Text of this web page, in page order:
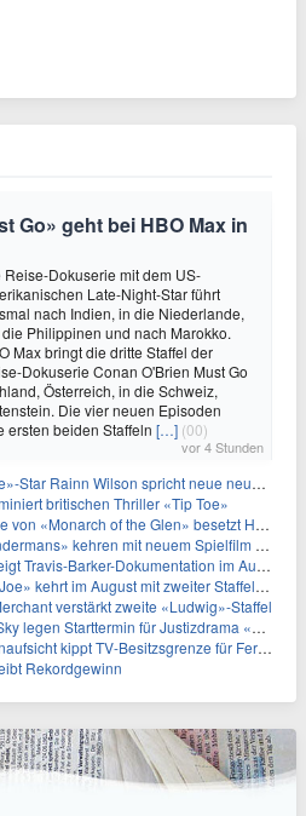
Go» geht bei HBO Max in
Reise-Dokuserie mit dem US-
Late-Night-Star führt
nach Indien, in die Niederlande,
Philippinen und nach Marokko.
Max bringt die dritte Staffel der
Dokuserie Conan O'Brien Must Go
Österreich, in die Schweiz,
Die vier neuen Episoden
ersten beiden Staffeln […] (00)
vor 4 Stunden
Rainn Wilson spricht neue neuseeländische Serie «Settling»
britischen Thriller «Tip Toe»
«Monarch of the Glen» besetzt Hauptrollen
kehren mit neuem Spielfilm zurück
Travis-Barker-Dokumentation im August
kehrt im August mit zweiter Staffel zurück
verstärkt zweite «Ludwig»-Staffel
legen Starttermin für Justizdrama «War» fest
kippt TV-Besitzsgrenze für Fernsehsender
Rekordgewinn